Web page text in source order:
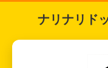
ナリナリド